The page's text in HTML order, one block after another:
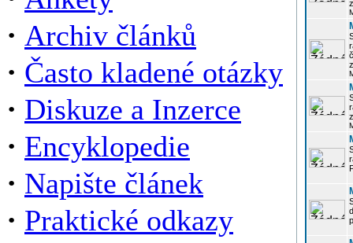
· Archiv článků
· Často kladené otázky
· Diskuze a Inzerce
· Encyklopedie
· Napište článek
· Praktické odkazy